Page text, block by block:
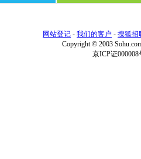
网站登记 - 我们的客户 - 搜狐招
Copyright © 2003
京ICP证